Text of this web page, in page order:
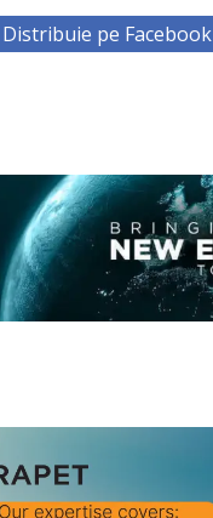
Distribuie pe Facebook